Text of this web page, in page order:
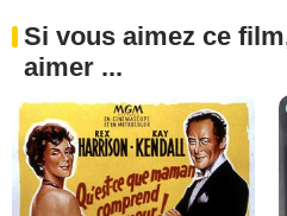
Si vous aimez ce
aimer ...